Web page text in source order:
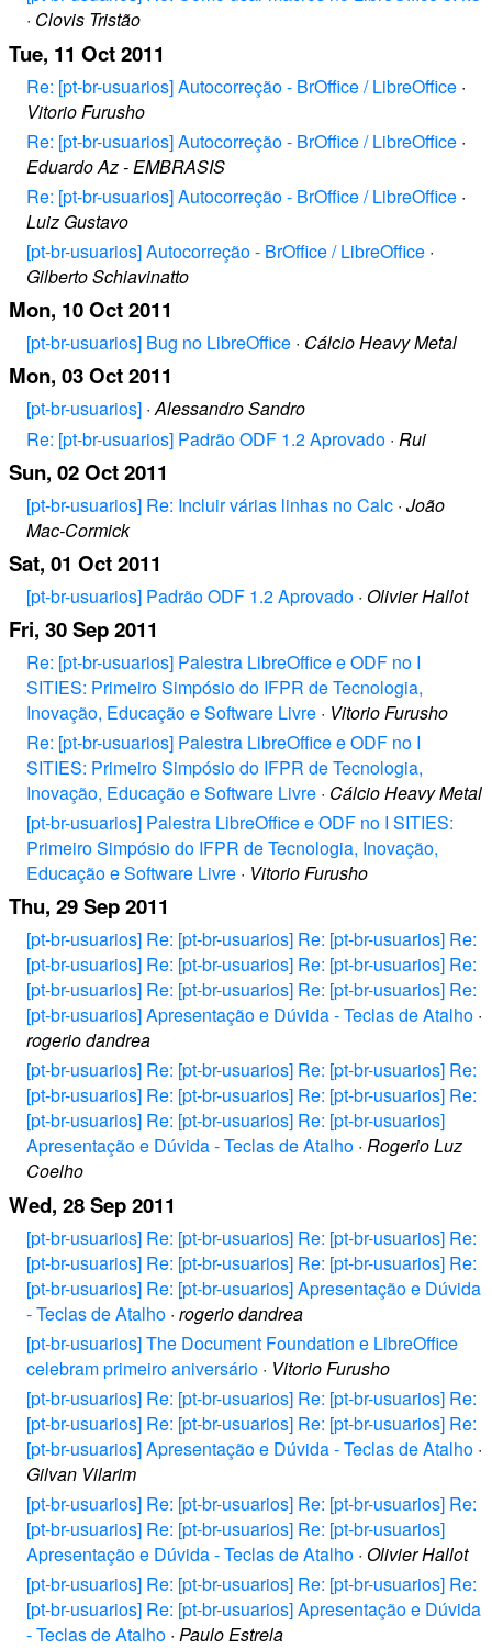
· Clovis Tristão
Tue, 11 Oct 2011
Re: [pt-br-usuarios] Autocorreção - BrOffice / LibreOffice ·
Vitorio Furusho
Re: [pt-br-usuarios] Autocorreção - BrOffice / LibreOffice ·
Eduardo Az - EMBRASIS
Re: [pt-br-usuarios] Autocorreção - BrOffice / LibreOffice ·
Luiz Gustavo
[pt-br-usuarios] Autocorreção - BrOffice / LibreOffice ·
Gilberto Schiavinatto
Mon, 10 Oct 2011
[pt-br-usuarios] Bug no LibreOffice · Cálcio Heavy Metal
Mon, 03 Oct 2011
[pt-br-usuarios] ·Alessandro Sandro
Re: [pt-br-usuarios] Padrão ODF 1.2 Aprovado · Rui
Sun, 02 Oct 2011
[pt-br-usuarios] Re: Incluir várias linhas no Calc · João
Mac-Cormick
Sat, 01 Oct 2011
[pt-br-usuarios] Padrão ODF 1.2 Aprovado · Olivier Hallot
Fri, 30 Sep 2011
Re: [pt-br-usuarios] Palestra LibreOffice e ODF no I
SITIES: Primeiro Simpósio do IFPR de Tecnologia,
Inovação, Educação e Software Livre · Vitorio Furusho
Re: [pt-br-usuarios] Palestra LibreOffice e ODF no I
SITIES: Primeiro Simpósio do IFPR de Tecnologia,
Inovação, Educação e Software Livre · Cálcio Heavy Metal
[pt-br-usuarios] Palestra LibreOffice e ODF no I SITIES:
Primeiro Simpósio do IFPR de Tecnologia, Inovação,
Educação e Software Livre · Vitorio Furusho
Thu, 29 Sep 2011
[pt-br-usuarios] Re: [pt-br-usuarios] Re: [pt-br-usuarios] Re:
[pt-br-usuarios] Re: [pt-br-usuarios] Re: [pt-br-usuarios] Re:
[pt-br-usuarios] Re: [pt-br-usuarios] Re: [pt-br-usuarios] Re:
[pt-br-usuarios] Apresentação e Dúvida - Teclas de Atalho ·
rogerio dandrea
[pt-br-usuarios] Re: [pt-br-usuarios] Re: [pt-br-usuarios] Re:
[pt-br-usuarios] Re: [pt-br-usuarios] Re: [pt-br-usuarios] Re:
[pt-br-usuarios] Re: [pt-br-usuarios] Re: [pt-br-usuarios]
Apresentação e Dúvida - Teclas de Atalho · Rogerio Luz
Coelho
Wed, 28 Sep 2011
[pt-br-usuarios] Re: [pt-br-usuarios] Re: [pt-br-usuarios] Re:
[pt-br-usuarios] Re: [pt-br-usuarios] Re: [pt-br-usuarios] Re:
[pt-br-usuarios] Re: [pt-br-usuarios] Apresentação e Dúvida
- Teclas de Atalho · rogerio dandrea
[pt-br-usuarios] The Document Foundation e LibreOffice
celebram primeiro aniversário · Vitorio Furusho
[pt-br-usuarios] Re: [pt-br-usuarios] Re: [pt-br-usuarios] Re:
[pt-br-usuarios] Re: [pt-br-usuarios] Re: [pt-br-usuarios] Re:
[pt-br-usuarios] Apresentação e Dúvida - Teclas de Atalho ·
Gilvan Vilarim
[pt-br-usuarios] Re: [pt-br-usuarios] Re: [pt-br-usuarios] Re:
[pt-br-usuarios] Re: [pt-br-usuarios] Re: [pt-br-usuarios]
Apresentação e Dúvida - Teclas de Atalho · Olivier Hallot
[pt-br-usuarios] Re: [pt-br-usuarios] Re: [pt-br-usuarios] Re:
[pt-br-usuarios] Re: [pt-br-usuarios] Apresentação e Dúvida
- Teclas de Atalho · Paulo Estrela